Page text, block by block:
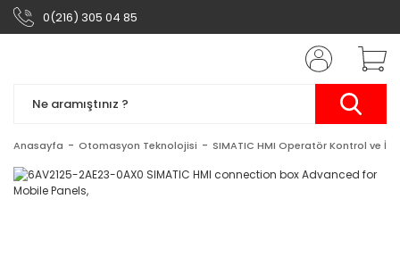
0(216) 305 04 85
Anasayfa Otomasyon Teknolojisi SIMATIC HMI Operatör Kontrol ve